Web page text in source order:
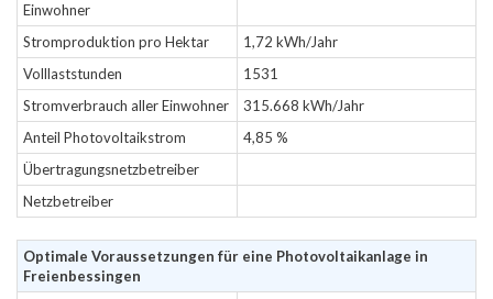
Einwohner
Stromproduktion pro Hektar
1,72 kWh/Jahr
Volllaststunden
1531
Stromverbrauch aller Einwohner
315.668 kWh/Jahr
Anteil Photovoltaikstrom
4,85 %
Übertragungsnetzbetreiber
Netzbetreiber
Optimale Voraussetzungen für eine Photovoltaikanlage in
Freienbessingen